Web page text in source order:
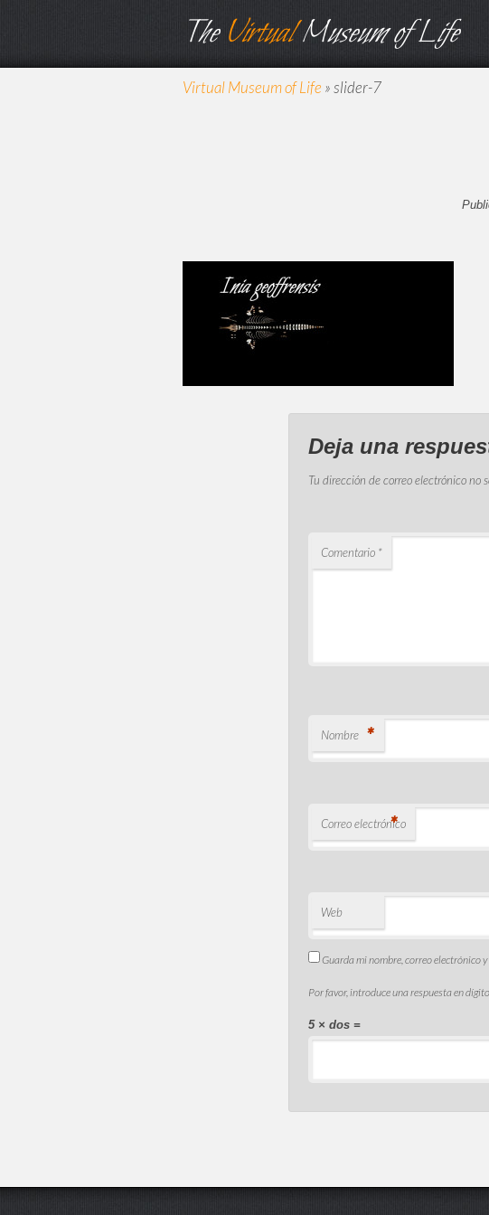
TheVirtualMuseum of Life
Virtual Museum of Life »slider-7
Deja una
Tu dirección de correo electrónico no
Comentario *
Nombre *
Correo electrónico
*
Web
Guarda mi nombre, correo electrónico
Por favor, introduce una respuesta en
5 × dos =